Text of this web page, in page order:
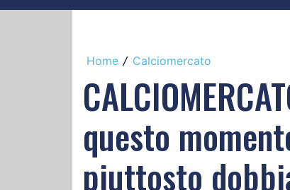
Home / Calciomercato
questo
piuttosto